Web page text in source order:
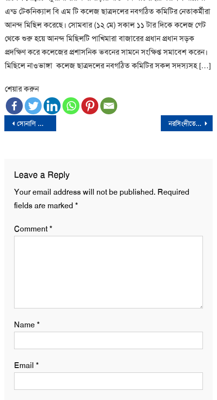
এন্ড টেকনিক্যাল বি এম টি কলেজ ছাত্রদলের নবগঠিত কমিটির নেতাকর্মীরা
আনন্দ মিছিল করেছে। সোমবার (১২ মে) সকাল ১১ টার দিকে কলেজ গেট
থেকে শুরু হয়ে আনন্দ মিছিলটি পাখিমারা বাজারের প্রধান প্রধান সড়ক
প্রদক্ষিণ করে কলেজের প্রশাসনিক ভবনের সামনে সংক্ষিপ্ত সমাবেশ করেন।
মিছিলে নাওভাঙ্গা কলেজ ছাত্রদলের নবগঠিত কমিটির সকল সদস্যসহ […]
শেয়ার করুন
Post
সোনালি আঁশের রুপালি কাঠিতে স্বপ্ন দেখছেন চাষিরা নরসিংদীতে র‍্যাবের ২ সদস্যকে কুপিয়ে আসামি ছিনতাই
Leave a Reply
Your email address will not be published. Required
fields are marked *
Comment*
Name*
Email *